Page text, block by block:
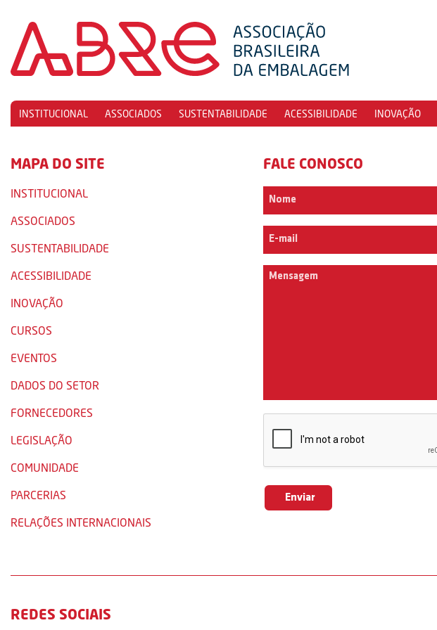
INSTITUCIONAL ASSOCIADOS SUSTENTABILIDADE ACESSIBILIDADE INOVAÇÃO
MAPA DO SITE
INSTITUCIONAL
ASSOCIADOS
SUSTENTABILIDADE
ACESSIBILIDADE
INOVAÇÃO
CURSOS
EVENTOS
DADOS DO SETOR
FORNECEDORES
LEGISLAÇÃO
COMUNIDADE
PARCERIAS
RELAÇÕES INTERNACIONAIS
FALE CONOSCO
REDES SOCIAIS